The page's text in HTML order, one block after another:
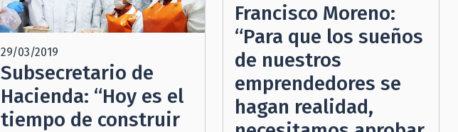
29/03/2019
Subsecretario de
Hacienda: “Hoy es el
tiempo de construir
Francisco Moreno:
“Para que los sueños
de nuestros
emprendedores se
hagan realidad,